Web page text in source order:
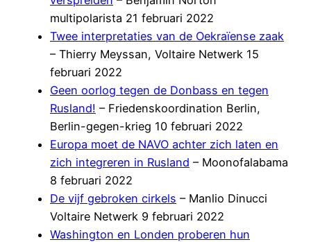
multipolarista 21 februari 2022
Twee interpretaties van de Oekraïense zaak
– Thierry Meyssan, Voltaire Netwerk 15
februari 2022
Geen oorlog tegen de Donbass en tegen
Rusland! – Friedenskoordination Berlin,
Berlin-gegen-krieg 10 februari 2022
Europa moet de NAVO achter zich laten en
zich integreren in Rusland – Moonofalabama
8 februari 2022
De vijf gebroken cirkels – Manlio Dinucci
Voltaire Netwerk 9 februari 2022
Washington en Londen proberen hun